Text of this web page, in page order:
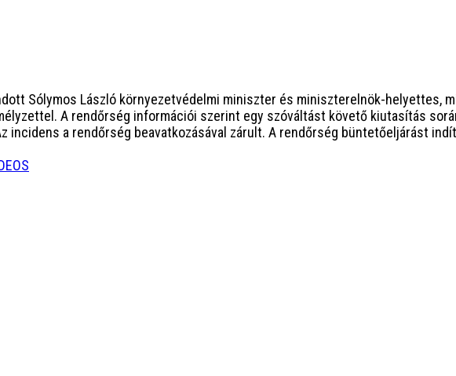
Sólymos László környezetvédelmi miniszter és miniszterelnök-helyettes,
A rendőrség információi szerint egy szóváltást követő kiutasítás
incidens a rendőrség beavatkozásával zárult. A rendőrség büntetőeljárást